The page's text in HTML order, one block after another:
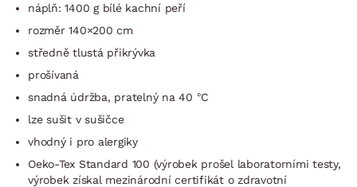
náplň: 1400 g bílé kachní peří
rozměr 140×200 cm
středně tlustá přikrývka
prošívaná
snadná údržba, pratelný na 40 °C
lze sušit v sušičce
vhodný i pro alergiky
Oeko-Tex Standard 100 (výrobek prošel laboratorními testy,
výrobek získal mezinárodní certifikát o zdravotní